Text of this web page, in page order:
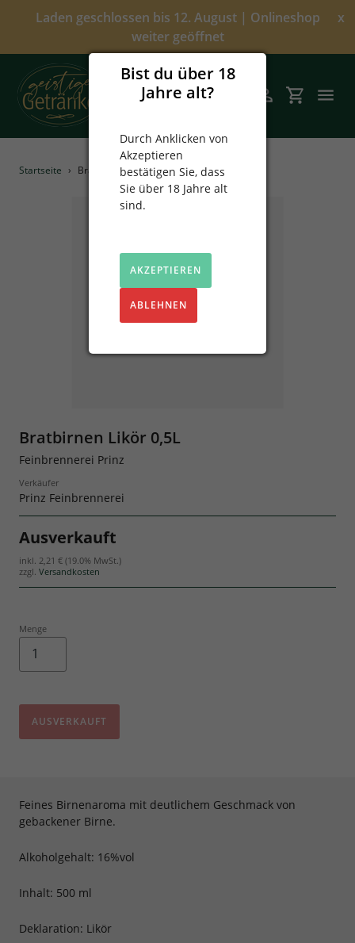
Bist du über 18
Jahre alt?
Durch Anklicken von
Akzeptieren
bestätigen Sie, dass
Sie über 18 Jahre alt
sind.
AKZEPTIEREN
ABLEHNEN
Laden geschlossen bis 12. August | Onlineshop
weiter geöffnet
x
SuchenEinloggen
Angebote
Startseite › Bratbirnen Likör 0,5L
Bratbirnen Likör 0,5L
Feinbrennerei Prinz
Verkäufer
Prinz Feinbrennerei
Ausverkauft
inkl. 2,21 € (19.0% MwSt.)
zzgl. Versandkosten
Menge
AUSVERKAUFT
Feines Birnenaroma mit deutlichem Geschmack von
gebackener Birne.
Alkoholgehalt: 16%vol
Inhalt: 500 ml
Deklaration: Likör